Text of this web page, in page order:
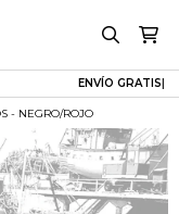
ENVÍO G|
- NEGRO/ROJO